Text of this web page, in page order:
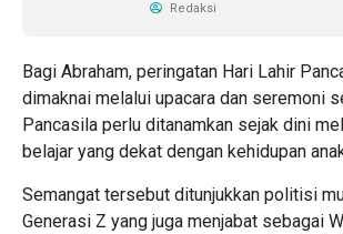
Redaksi
Bagi Abraham, peringatan Hari Lahir
dimaknai melalui upacara dan seremoni
Pancasila perlu ditanamkan sejak dini
belajar yang dekat dengan kehidupan
Semangat tersebut ditunjukkan politisi
Generasi Z yang juga menjabat sebagai